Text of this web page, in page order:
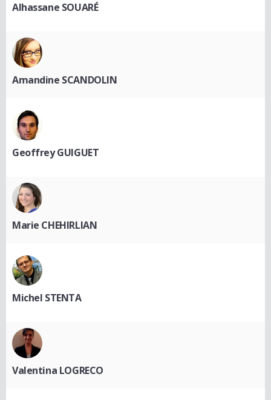
Alhassane SOUARÉ
Amandine SCANDOLIN
Geoffrey GUIGUET
Marie CHEHIRLIAN
Michel STENTA
Valentina LOGRECO